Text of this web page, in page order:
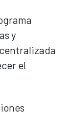
y
el